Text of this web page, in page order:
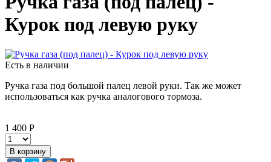
Курок под левую руку
Есть в наличии
Ручка газа под большой палец левой руки. Так же может
использоваться как ручка аналогового тормоза.
1 400 Р